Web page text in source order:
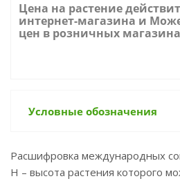
Цена на растение
интернет-магазина и
цен в розничных
Условные обозначения
Расшифровка международных
Н – высота растения которого